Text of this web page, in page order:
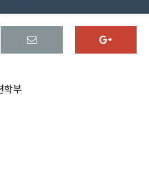
학부